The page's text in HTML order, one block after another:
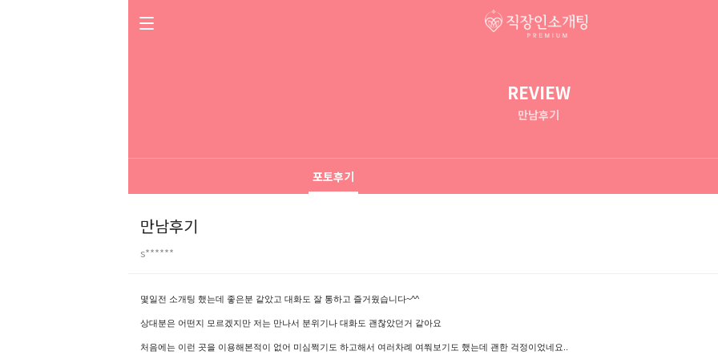
REVIEW
만남후기
포토후기
만남후기
s******
본문
몇일전 소개팅 했는데 좋은분 같았고 대화도 잘 통하고 즐거웠습니다~^^
상대분은 어떤지 모르겠지만 저는 만나서 분위기나 대화도 괜찮았던거 같아요
처음에는 이런 곳을 이용해본적이 없어 미심쩍기도 하고해서 여러차례 여쭤보기도 했는데 괜한 걱정이었네요..